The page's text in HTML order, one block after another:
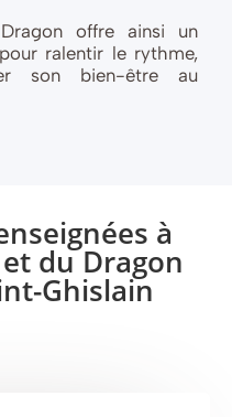
offre ainsi un
ralentir le rythme,
son bien-être au
à
du Dragon
Ghislain